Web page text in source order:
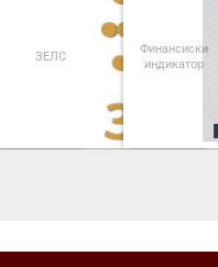
ЗЕЛС
Финансиски
индикатор